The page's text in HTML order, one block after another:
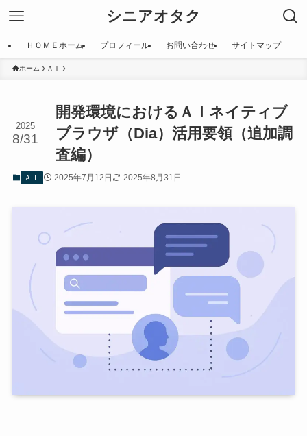
シニアオタク
ＨＯＭＥホーム プロフィール お問い合わせ サイトマップ
ホーム ＡＩ
開発環境におけるＡＩネイティブ
ブラウザ（Dia）活用要領（追加調
査編）
2025
8/31
ＡＩ 2025年7月12日 2025年8月31日